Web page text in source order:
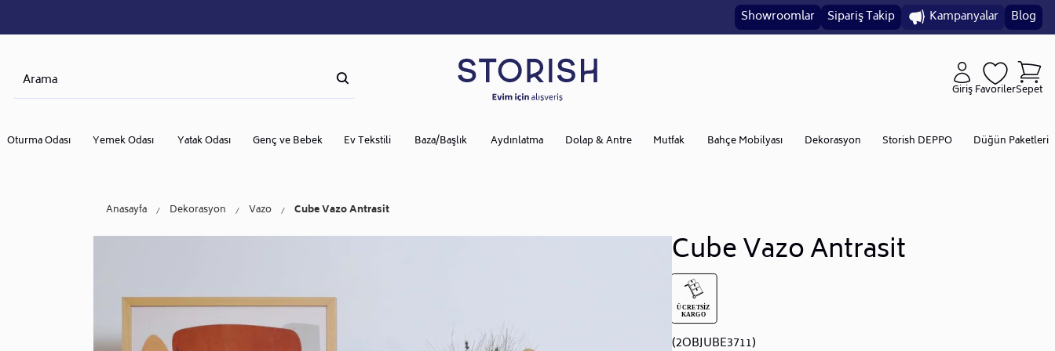
Showroomlar Sipariş Takip Kampanyalar Blog
GirişFavorilerSepet
Oturma Odası Yemek Odası Yatak Odası Genç ve Bebek Ev Tekstili Baza/Başlık Aydınlatma Dolap & Antre Mutfak Bahçe Mobilyası Dekorasyon Storish DEPPO Düğün Paketleri
Anasayfa Dekorasyon Vazo Cube Vazo Antrasit
Cube Vazo Antrasit
(2OBJUBE3711)